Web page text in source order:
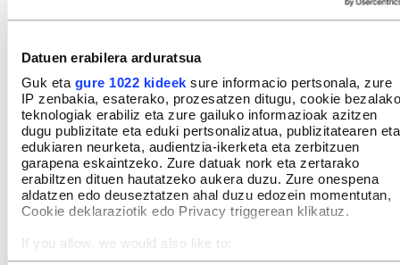
Datuen erabilera arduratsua
Guk eta gure 1022 kideek sure informacio pertsonala, zure
IP zenbakia, esaterako, prozesatzen ditugu, cookie bezalako
teknologiak erabiliz eta zure gailuko informazioak azitzen
dugu publizitate eta eduki pertsonalizatua, publizitatearen eta
edukiaren neurketa, audientzia-ikerketa eta zerbitzuen
garapena eskaintzeko. Zure datuak nork eta zertarako
erabiltzen dituen hautatzeko aukera duzu. Zure onespena
aldatzen edo deuseztatzen ahal duzu edozein momentutan,
Cookie deklaraziotik edo Privacy triggerean klikatuz.
If you allow, we would also like to: